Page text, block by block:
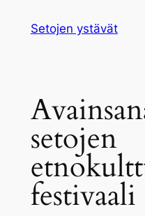
sisältöön
Setojen ystävät
setojen
festivaali